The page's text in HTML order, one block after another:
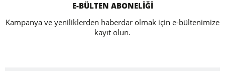
E-BÜLTEN ABONELİĞİ
Kampanya ve yeniliklerden haberdar olmak için e-bültenimize
kayıt olun.